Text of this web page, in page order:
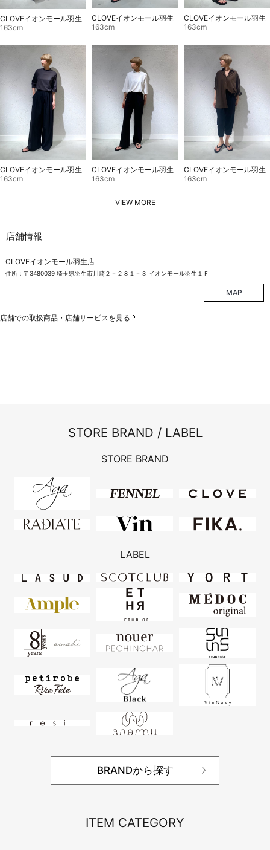
CLOVEイオンモール羽生
163cm
CLOVEイオンモール羽生
163cm
CLOVEイオンモール羽生
163cm
CLOVEイオンモール羽生
163cm
CLOVEイオンモール羽生
163cm
CLOVEイオンモール羽生
163cm
VIEW MORE
店舗情報
CLOVEイオンモール羽生店
住所：〒3480039 埼玉県羽生市川崎２－２８１－３ イオンモール羽生１Ｆ
MAP
店舗での取扱商品・店舗サービスを見る
STORE BRAND / LABEL
STORE BRAND
LABEL
BRANDから探す
ITEM CATEGORY